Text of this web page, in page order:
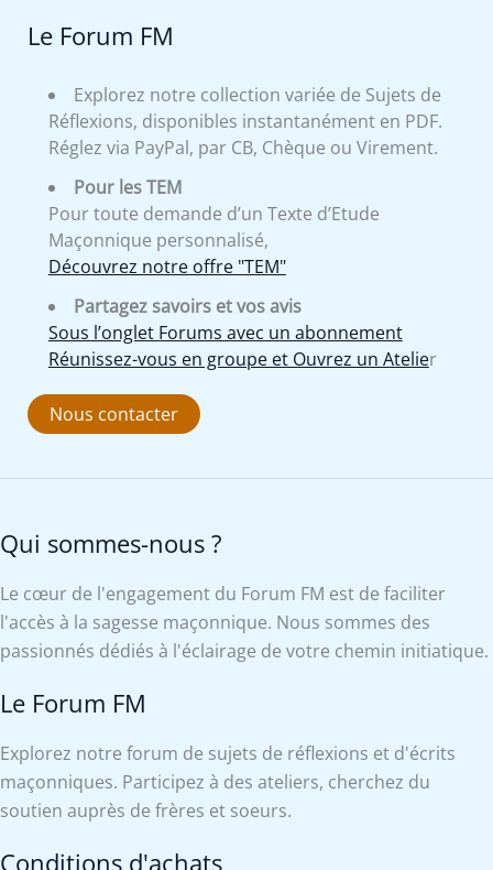
Le Forum FM
Explorez notre collection variée de Sujets de
Réflexions, disponibles instantanément en PDF.
Réglez via PayPal, par CB, Chèque ou Virement.
Pour les TEM
Pour toute demande d’un Texte d’Etude
Maçonnique personnalisé,
Découvrez notre offre "TEM"
Partagez savoirs et vos avis
Sous l’onglet Forums avec un abonnement
Réunissez-vous en groupe et Ouvrez un Atelier
Nous contacter
Qui sommes-nous ?
Le cœur de l'engagement du Forum FM est de faciliter
l'accès à la sagesse maçonnique. Nous sommes des
passionnés dédiés à l'éclairage de votre chemin initiatique.
Le Forum FM
Explorez notre forum de sujets de réflexions et d'écrits
maçonniques. Participez à des ateliers, cherchez du
soutien auprès de frères et soeurs.
Conditions d'achats